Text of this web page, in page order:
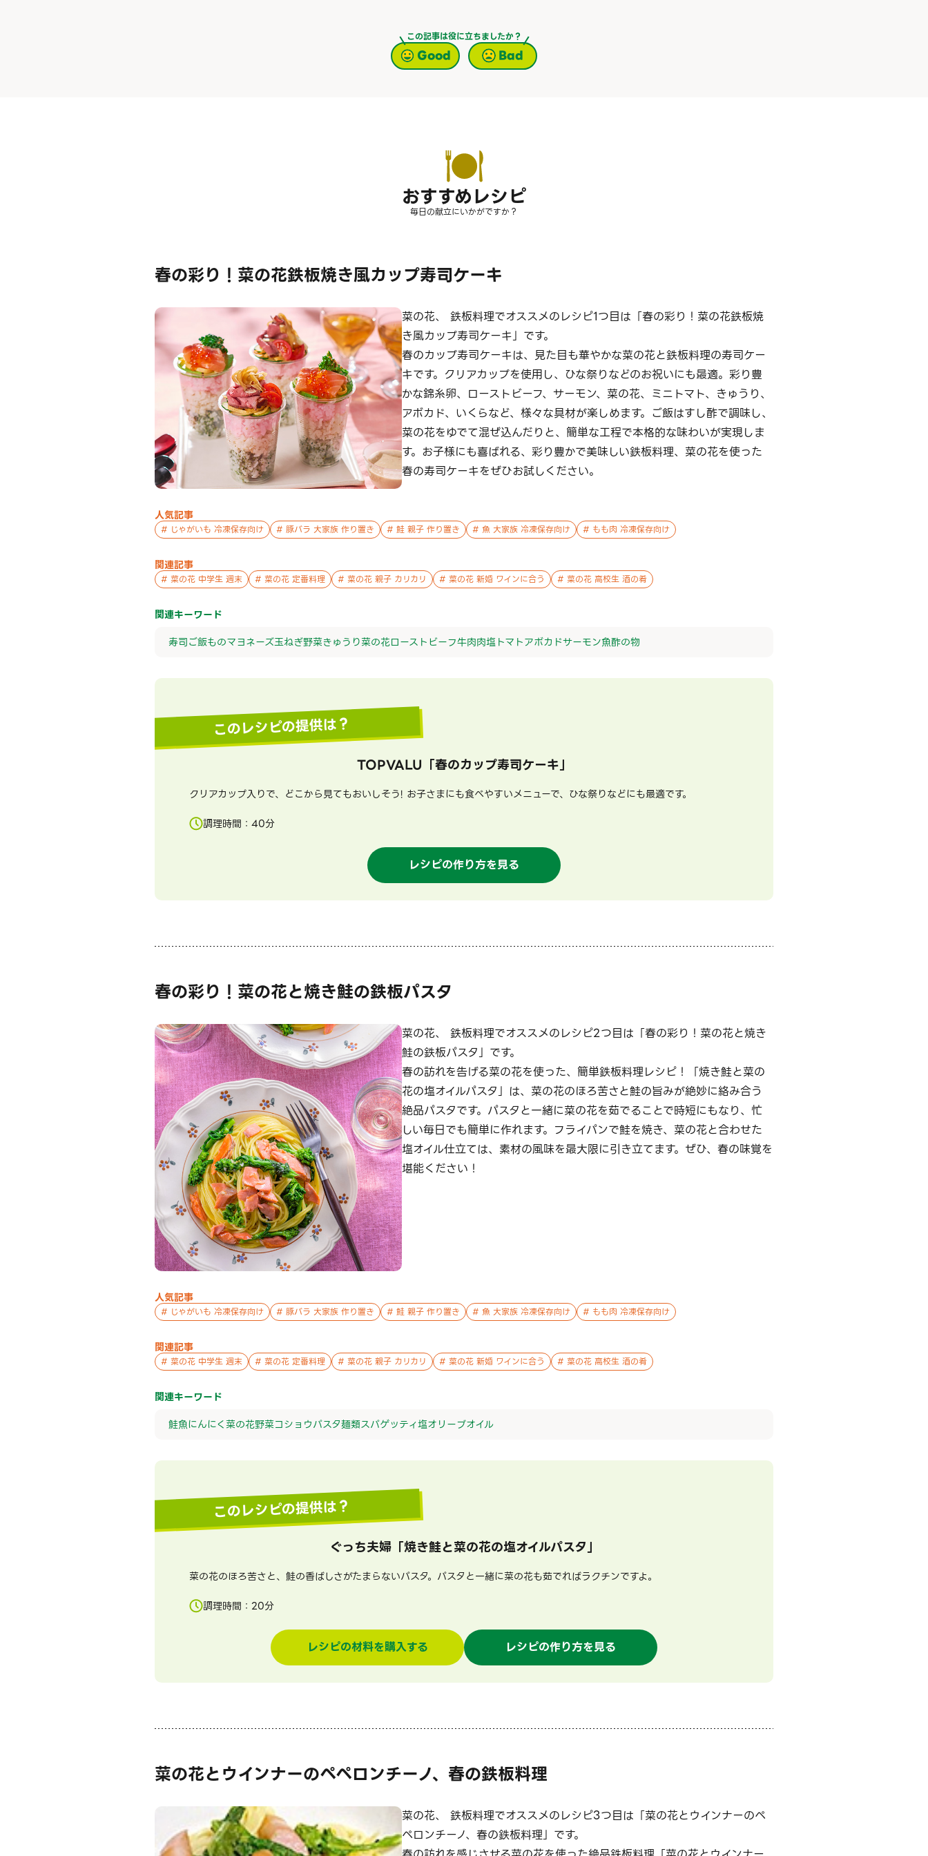
この記事は役に立ちましたか？
Good Bad
おすすめレシピ
毎日の献立にいかがですか？
春の彩り！菜の花鉄板焼き風カップ寿司ケーキ
菜の花、 鉄板料理でオススメのレシピ1つ目は「春の彩り！菜の花鉄板焼
き風カップ寿司ケーキ」です。
春のカップ寿司ケーキは、見た目も華やかな菜の花と鉄板料理の寿司ケー
キです。クリアカップを使用し、ひな祭りなどのお祝いにも最適。彩り豊
かな錦糸卵、ローストビーフ、サーモン、菜の花、ミニトマト、きゅうり、
アボカド、いくらなど、様々な具材が楽しめます。ご飯はすし酢で調味し、
菜の花をゆでて混ぜ込んだりと、簡単な工程で本格的な味わいが実現しま
す。お子様にも喜ばれる、彩り豊かで美味しい鉄板料理、菜の花を使った
春の寿司ケーキをぜひお試しください。
人気記事
# じゃがいも 冷凍保存向け # 豚バラ 大家族 作り置き # 鮭 親子 作り置き # 魚 大家族 冷凍保存向け # もも肉 冷凍保存向け
関連記事
# 菜の花 中学生 週末 # 菜の花 定番料理 # 菜の花 親子 カリカリ # 菜の花 新婚 ワインに合う # 菜の花 高校生 酒の肴
関連キーワード
寿司ご飯ものマヨネーズ玉ねぎ野菜きゅうり菜の花ローストビーフ牛肉肉塩トマトアボカドサーモン魚酢の物
このレシピの提供は？
TOPVALU 「春のカップ寿司ケーキ」
クリアカップ入りで、どこから見てもおいしそう! お子さまにも食べやすいメニューで、ひな祭りなどにも最適です。
調理時間： 40分
レシピの作り方を見る
春の彩り！菜の花と焼き鮭の鉄板パスタ
菜の花、 鉄板料理でオススメのレシピ2つ目は「春の彩り！菜の花と焼き
鮭の鉄板パスタ」です。
春の訪れを告げる菜の花を使った、簡単鉄板料理レシピ！「焼き鮭と菜の
花の塩オイルパスタ」は、菜の花のほろ苦さと鮭の旨みが絶妙に絡み合う
絶品パスタです。パスタと一緒に菜の花を茹でることで時短にもなり、忙
しい毎日でも簡単に作れます。フライパンで鮭を焼き、菜の花と合わせた
塩オイル仕立ては、素材の風味を最大限に引き立てます。ぜひ、春の味覚を
堪能ください！
人気記事
# じゃがいも 冷凍保存向け # 豚バラ 大家族 作り置き # 鮭 親子 作り置き # 魚 大家族 冷凍保存向け # もも肉 冷凍保存向け
関連記事
# 菜の花 中学生 週末 # 菜の花 定番料理 # 菜の花 親子 カリカリ # 菜の花 新婚 ワインに合う # 菜の花 高校生 酒の肴
関連キーワード
鮭魚にんにく菜の花野菜コショウパスタ麺類スパゲッティ塩オリーブオイル
このレシピの提供は？
ぐっち夫婦「焼き鮭と菜の花の塩オイルパスタ」
菜の花のほろ苦さと、鮭の香ばしさがたまらないパスタ。パスタと一緒に菜の花も茹でればラクチンですよ。
調理時間： 20分
レシピの材料を購入する レシピの作り方を見る
菜の花とウインナーのペペロンチーノ、春の鉄板料理
菜の花、 鉄板料理でオススメのレシピ3つ目は「菜の花とウインナーのペ
ペロンチーノ、春の鉄板料理」です。